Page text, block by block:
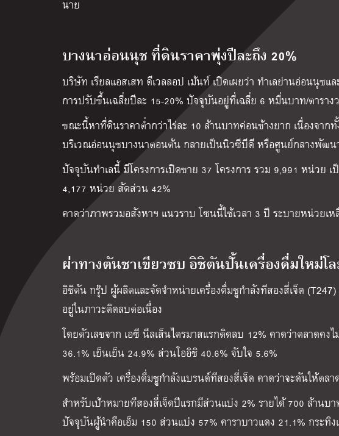
นาย
บางนาอ่อนนุช ที่ดินราคาพุ่งปีละถึง 20%
บริษัท เรียลแอสเสท ดีเวลลอป เม้นท์ เปิดเผยว่า ทำเลย่านอ่อนนุ
การปรับขึ้นเฉลี่ยปีละ 15-20% ปัจจุบันอยู่ที่เฉลี่ย 6 หมื่นบาท/ตาราง
ขณะนี้หาที่ดินราคาต่ำกว่าไร่ละ 10 ล้านบาทค่อนข้างยาก เนื่องจาก
บริเวณอ่อนนุชบางนาตอนต้น กลายเป็นนิวซีบีดี หรือศูนย์กลางพัฒน
ปัจจุบันทำเลนี้ มีโครงการเปิดขาย 37 โครงการ รวม 9,991 หน่วย
4,177 หน่วย สัดส่วน 42%
คาดว่าภาพรวมอสังหาฯ แนวราบ โซนนี้ใช้เวลา 3 ปี ระบายหน่วยเ
ผ่าทางตันชาเขียวซบ อิชิตันปั้นเครื่องดื่มใหม่
อิชิตัน กรุ๊ป ผู้ผลิตและจัดจำหน่ายเครื่องดื่มชูกำลังทีสองสี่เจ็ด
อยู่ในภาวะติดลบต่อเนื่อง
โดยตัวเลขจาก เอซี นีลเส็นไตรมาสแรกติดลบ 12% คาดว่าตลาดค
36.1% เย็นเย็น 24.9% ส่วนโออิชิ 40.6% จับใจ 5.6%
พร้อมเปิดตัว เครื่องดื่มชูกำลังแบรนด์ทีสองสี่เจ็ด คาดว่าจะดันให้ต
สำหรับเป้าหมายทีสองสี่เจ็ดปีแรกมีส่วนแบ่ง 2% รายได้ 700 ล้าน
ปัจจุบันผู้นำคือเอ็ม 150 ส่วนแบ่ง 57% คาราบาวแดง 21.1% กระทิ